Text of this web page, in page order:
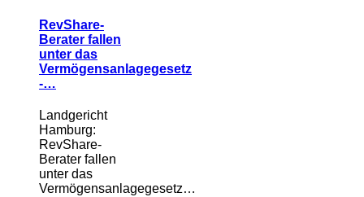
RevShare-
Berater fallen
unter das
Vermögensanlagegesetz
-…
Landgericht
Hamburg:
RevShare-
Berater fallen
unter das
Vermögensanlagegesetz…